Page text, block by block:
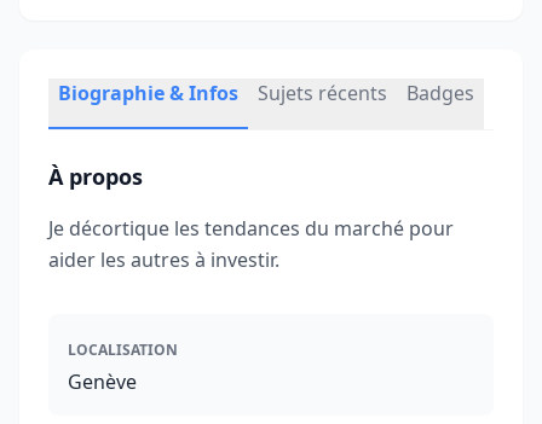
Biographie & Infos Sujets récents Badges
À propos
Je décortique les tendances du marché pour
aider les autres à investir.
LOCALISATION
Genève